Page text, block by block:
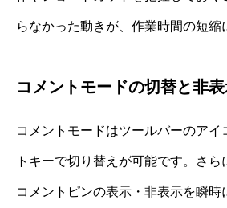
らなかった動きが、作業時間の短縮
コメントモードの切替と非
コメントモードはツールバーのアイ
トキーで切り替えが可能です。さ
コメントピンの表示・非表示を瞬時